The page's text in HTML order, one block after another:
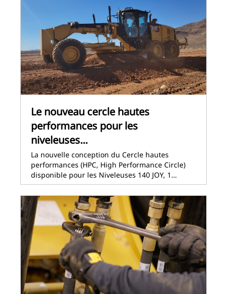
Le nouveau cercle hautes
performances pour les
niveleuses...
La nouvelle conception du Cercle hautes
performances (HPC, High Performance Circle)
disponible pour les Niveleuses 140 JOY, 1…